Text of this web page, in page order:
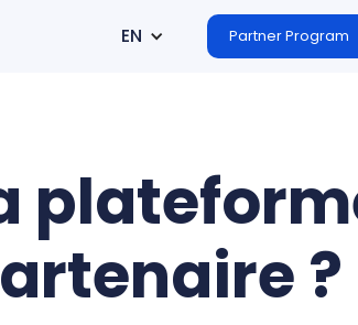
EN Partner Program
?